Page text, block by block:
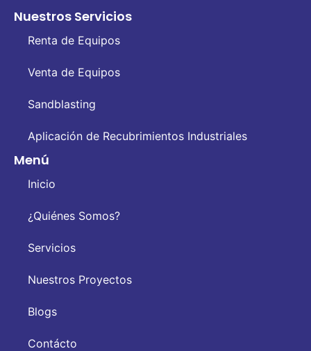
Nuestros Servicios
Renta de Equipos
Venta de Equipos
Sandblasting
Aplicación de Recubrimientos Industriales
Menú
Inicio
¿Quiénes Somos?
Servicios
Nuestros Proyectos
Blogs
Contácto